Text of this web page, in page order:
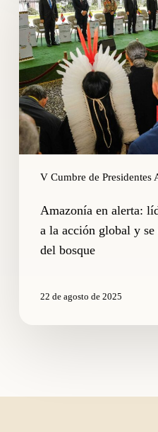
V Cumbre de Presidentes
alerta:
líderes
regionales
llaman
a
la
acción
global
y
se
protección
Amazonía en alerta:
a la acción global y
del bosque
22 de agosto de 2025